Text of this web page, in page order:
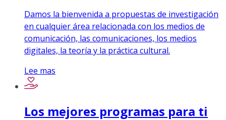
Damos la bienvenida a propuestas de investigación
en cualquier área relacionada con los medios de
comunicación, las comunicaciones, los medios
digitales, la teoría y la práctica cultural.
Lee mas
Los mejores programas para ti